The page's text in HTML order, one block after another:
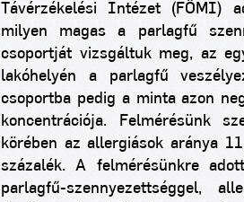
Távérzékelési Intézet (FÖMI)
milyen magas a parlagfű
csoportját vizsgáltuk meg, az
lakóhelyén a parlagfű
csoportba pedig a minta azon
koncentrációja.
Felmérésünk
körében az allergiások aránya
százalék. A felmérésünkre
parlagfű-szennyezettséggel,